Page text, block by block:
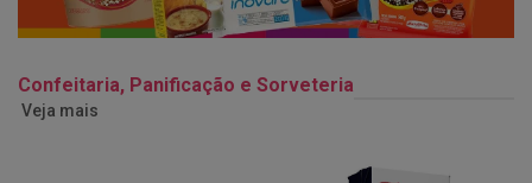
Confeitaria, Panificação e Sorveteria
Veja mais